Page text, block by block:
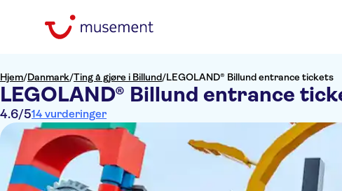
Hjem/Danmark/Ting å gjøre i Billund/LEGOLAND® Billund entrance tickets
LEGOLAND® Billund entrance
4.6/514 vurderinger